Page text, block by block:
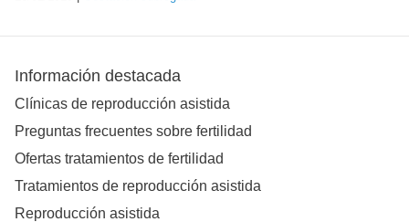
Información destacada
Clínicas de reproducción asistida
Preguntas frecuentes sobre fertilidad
Ofertas tratamientos de fertilidad
Tratamientos de reproducción asistida
Reproducción asistida